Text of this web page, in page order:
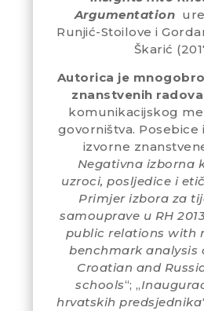
Argumentation
Runjić-Stoilove i
Škarić
Autorica je
znanstvenih radova
komunikacijskog
govorništva. Posebice
izvorne
Negativna izborna
uzroci, posljedice i
Primjer izbora za
samouprave u RH
public relations with
benchmark analysis
Croatian and
schools“; „
hrvatskih